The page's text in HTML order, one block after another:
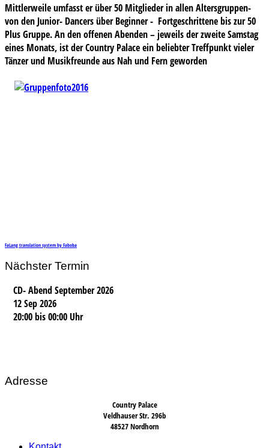
Mittlerweile umfasst er über 50 Mitglieder in allen Altersgruppen-
von den Junior- Dancers über Beginner - Fortgeschrittene bis zur 50
Plus Gruppe. An den offenen Abenden – jeweils der zweite Samstag
eines Monats, ist der Country Palace ein beliebter Treffpunkt vieler
Tänzer und Musikfreunde aus Nah und Fern geworden
FaLang translation system by Faboba
Nächster Termin
CD- Abend September 2026
12 Sep 2026
20:00bis00:00 Uhr
Adresse
Country Palace
Veldhauser Str. 296b
48527 Nordhorn